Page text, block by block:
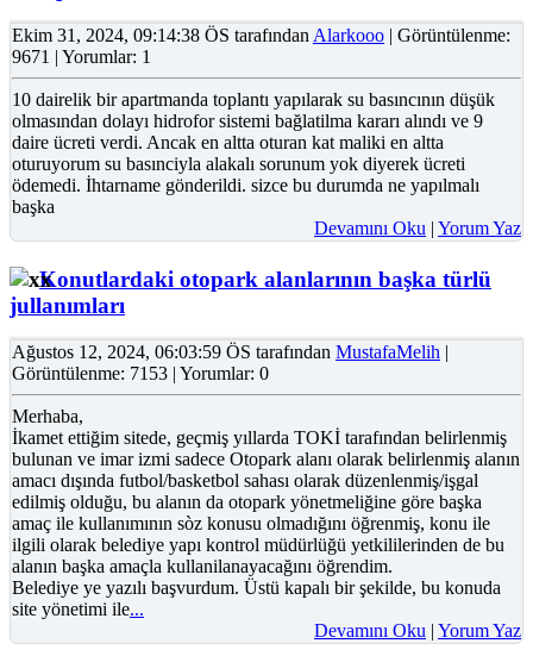
Ekim 31, 2024, 09:14:38 ÖS tarafındanAlarkooo | Görüntülenme:
9671 | Yorumlar: 1
10 dairelik bir apartmanda toplantı yapılarak su basıncının düşük
olmasından dolayı hidrofor sistemi bağlatilma kararı alındı ve 9
daire ücreti verdi. Ancak en altta oturan kat maliki en altta
oturuyorum su basınciyla alakalı sorunum yok diyerek ücreti
ödemedi. İhtarname gönderildi. sizce bu durumda ne yapılmalı
başka
Devamını Oku | Yorum Yaz
Konutlardaki otopark alanlarının başka türlü
jullanımları
Ağustos 12, 2024, 06:03:59 ÖS tarafından MustafaMelih |
Görüntülenme: 7153 | Yorumlar: 0
Merhaba,
İkamet ettiğim sitede, geçmiş yıllarda TOKİ tarafından belirlenmiş
bulunan ve imar izmi sadece Otopark alanı olarak belirlenmiş alanın
amacı dışında futbol/basketbol sahası olarak düzenlenmiş/işgal
edilmiş olduğu, bu alanın da otopark yönetmeliğine göre başka
amaç ile kullanımının sòz konusu olmadığını öğrenmiş, konu ile
ilgili olarak belediye yapı kontrol müdürlüğü yetkililerinden de bu
alanın başka amaçla kullanilanayacağını öğrendim.
Belediye ye yazılı başvurdum. Üstü kapalı bir şekilde, bu konuda
site yönetimi ile...
Devamını Oku | Yorum Yaz